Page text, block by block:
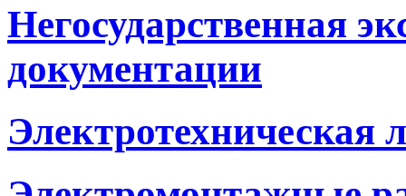
Негосударственная
документации
Электротехническая